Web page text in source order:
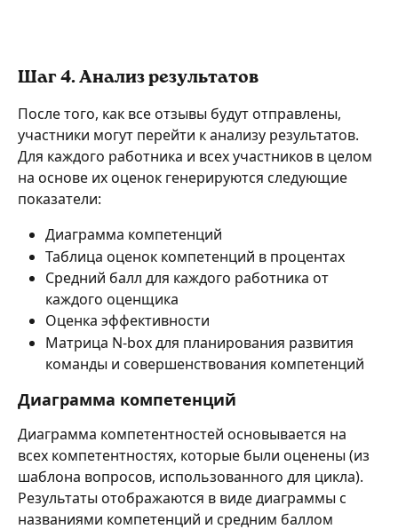
Шаг 4. Анализ результатов
После того, как все отзывы будут отправлены,
участники могут перейти к анализу результатов.
Для каждого работника и всех участников в целом
на основе их оценок генерируются следующие
показатели:
Диаграмма компетенций
Таблица оценок компетенций в процентах
Средний балл для каждого работника от
каждого оценщика
Оценка эффективности
Матрица N-box для планирования развития
команды и совершенствования компетенций
Диаграмма компетенций
Диаграмма компетентностей основывается на
всех компетентностях, которые были оценены (из
шаблона вопросов, использованного для цикла).
Результаты отображаются в виде диаграммы с
названиями компетенций и средним баллом